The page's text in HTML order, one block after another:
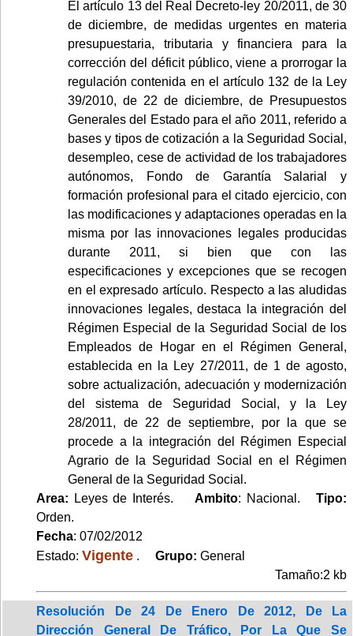
El artículo 13 del Real Decreto-ley 20/2011, de 30
de diciembre, de medidas urgentes en materia
presupuestaria, tributaria y financiera para la
corrección del déficit público, viene a prorrogar la
regulación contenida en el artículo 132 de la Ley
39/2010, de 22 de diciembre, de Presupuestos
Generales del Estado para el año 2011, referido a
bases y tipos de cotización a la Seguridad Social,
desempleo, cese de actividad de los trabajadores
autónomos, Fondo de Garantía Salarial y
formación profesional para el citado ejercicio, con
las modificaciones y adaptaciones operadas en la
misma por las innovaciones legales producidas
durante 2011, si bien que con las
especificaciones y excepciones que se recogen
en el expresado artículo. Respecto a las aludidas
innovaciones legales, destaca la integración del
Régimen Especial de la Seguridad Social de los
Empleados de Hogar en el Régimen General,
establecida en la Ley 27/2011, de 1 de agosto,
sobre actualización, adecuación y modernización
del sistema de Seguridad Social, y la Ley
28/2011, de 22 de septiembre, por la que se
procede a la integración del Régimen Especial
Agrario de la Seguridad Social en el Régimen
General de la Seguridad Social.
Area: Leyes de Interés.Ambito: Nacional.Tipo:
Orden.
Fecha: 07/02/2012
Estado: Vigente . Grupo: General
Tamaño:2 kb
Resolución De 24 De Enero De 2012, De La
Dirección General De Tráfico, Por La Que Se